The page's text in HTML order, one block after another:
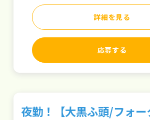
詳細を見る
応募する
夜勤！【大黒ふ頭/フォー